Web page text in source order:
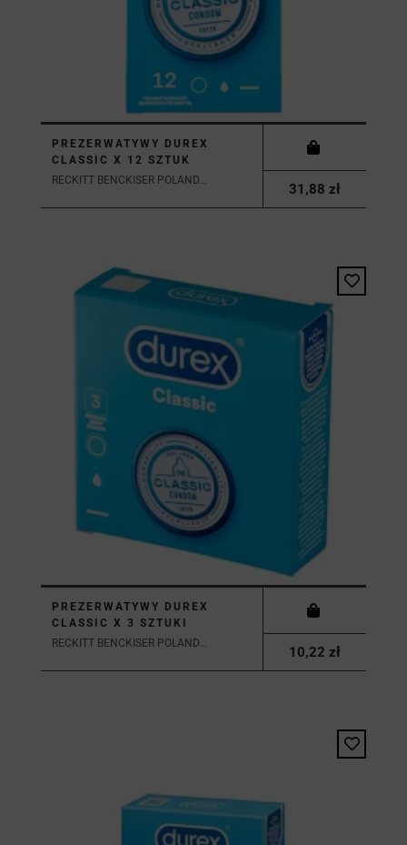
PREZERWATYWY DUREX
CLASSIC X 12 SZTUK
RECKITT BENCKISER POLAND...
31,88 zł
PREZERWATYWY DUREX
CLASSIC X 3 SZTUKI
RECKITT BENCKISER POLAND...
10,22 zł